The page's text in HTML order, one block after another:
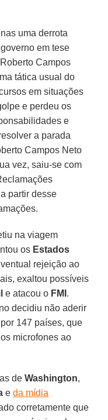
uma derrota
em tese
Campos
tática usual do
em situações
e perdeu os
e
a parada
Campos Neto
vez, saiu-se com
partir desse
na viagem
os Estados
rejeição ao
exaltou possíveis
e atacou o FMI .
decidiu não aderir
147 países, que
microfones ao
deWashington,
eda mídia
corretamente que